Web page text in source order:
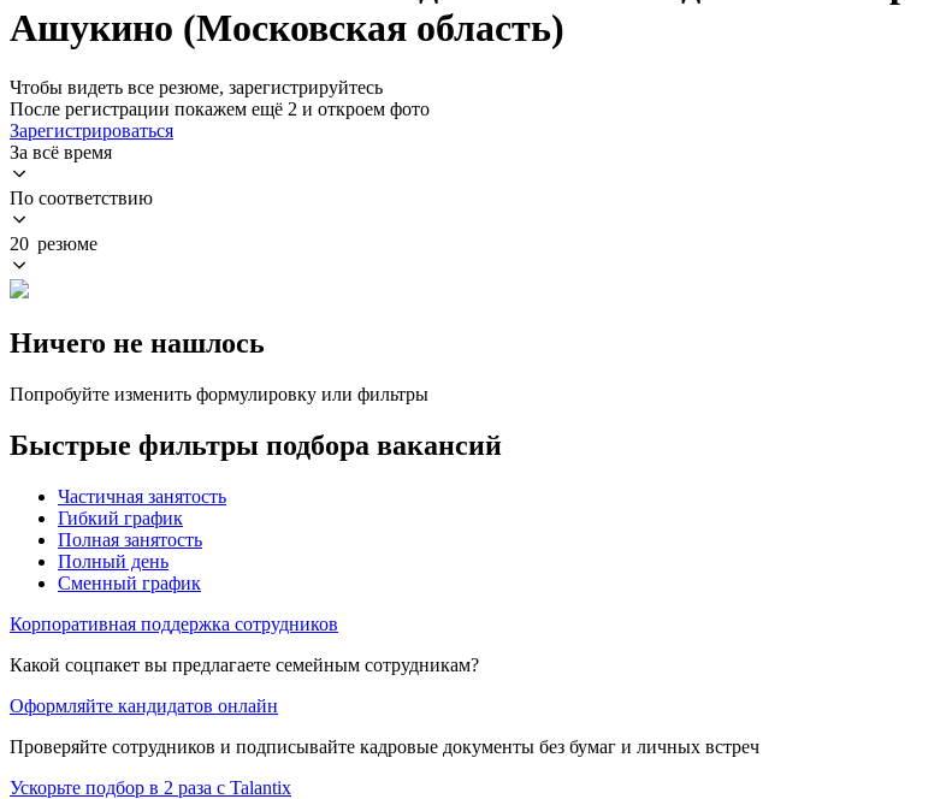
Ашукино (Московская область)
Чтобы видеть все резюме, зарегистрируйтесь
После регистрации покажем ещё 2 и откроем фото
Зарегистрироваться
За всё время
По соответствию
20 резюме
Ничего не нашлось
Попробуйте изменить формулировку или фильтры
Быстрые фильтры подбора вакансий
Частичная занятость
Гибкий график
Полная занятость
Полный день
Сменный график
Корпоративная поддержка сотрудников
Какой соцпакет вы предлагаете семейным сотрудникам?
Оформляйте кандидатов онлайн
Проверяйте сотрудников и подписывайте кадровые документы без бумаг и личных встреч
Ускорьте подбор в 2 раза с Talantix